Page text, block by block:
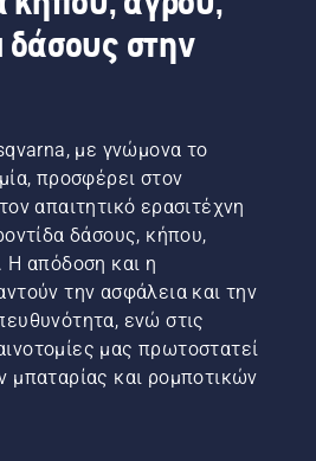
στην
με γνώμονα το
προσφέρει στον
απαιτητικό ερασιτέχνη
δάσους, κήπου,
Η απόδοση και η
την ασφάλεια και την
ενώ στις
μας πρωτοστατεί
μπαταρίας και ρομποτικών